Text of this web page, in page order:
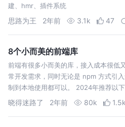
建、hmr、插件系统
思路为王 2年前 3.1k 47
8个小而美的前端库
前端有很多小而美的库，接入成本很低
常开发需求，同时无论是 npm 方式引
制到本地使用都可以。 2024年推荐以
库。 radash 实用的工具库，相比与
晓得迷路了 2年前 80k 1.5k